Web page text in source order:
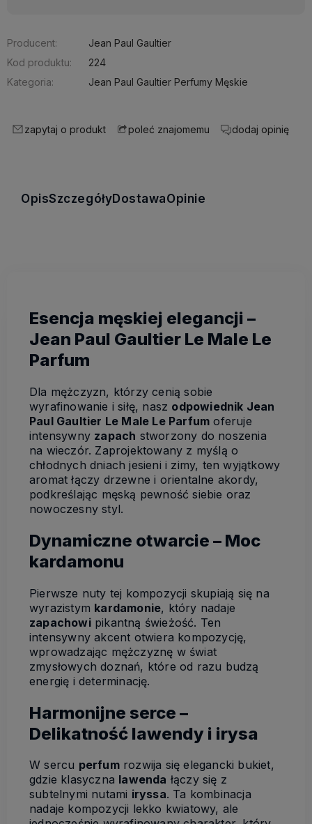
Producent:
Jean Paul Gaultier
Kod produktu:
224
Kategoria:
Jean Paul Gaultier Perfumy Męskie
zapytaj o produkt poleć znajomemu dodaj opinię
OpisSzczegółyDostawaOpinie
Esencja męskiej elegancji –
Jean Paul Gaultier Le Male Le
Parfum
Dla mężczyzn, którzy cenią sobie
wyrafinowanie i siłę, nasz odpowiednik Jean
Paul Gaultier Le Male Le Parfum oferuje
intensywny zapach stworzony do noszenia
na wieczór. Zaprojektowany z myślą o
chłodnych dniach jesieni i zimy, ten wyjątkowy
aromat łączy drzewne i orientalne akordy,
podkreślając męską pewność siebie oraz
nowoczesny styl.
Dynamiczne otwarcie – Moc
kardamonu
Pierwsze nuty tej kompozycji skupiają się na
wyrazistym kardamonie, który nadaje
zapachowipikantną świeżość. Ten
intensywny akcent otwiera kompozycję,
wprowadzając mężczyznę w świat
zmysłowych doznań, które od razu budzą
energię i determinację.
Harmonijne serce –
Delikatność lawendy i irysa
W sercu perfumrozwija się elegancki bukiet,
gdzie klasyczna lawenda łączy się z
subtelnymi nutami iryssa. Ta kombinacja
nadaje kompozycji lekko kwiatowy, ale